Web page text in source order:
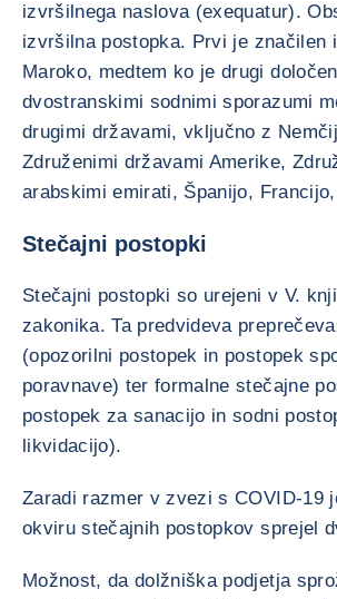
izvršilnega naslova (exequatur).
izvršilna postopka. Prvi je značilen
Maroko, medtem ko je drugi
dvostranskimi sodnimi sporazumi
drugimi državami, vključno z
Združenimi državami Amerike,
arabskimi emirati, Španijo,
Stečajni postopki
Stečajni postopki so urejeni v V.
zakonika. Ta predvideva
(opozorilni postopek in postopek
poravnave) ter formalne stečajne
postopek za sanacijo in sodni
likvidacijo).
Zaradi razmer v zvezi s COVID-19
okviru stečajnih postopkov sprejel
Možnost, da dolžniška podjetja